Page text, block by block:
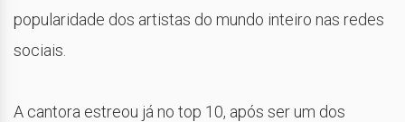
popularidade dos artistas do mundo inteiro nas redes
sociais.
A cantora estreou já no top 10, após ser um dos